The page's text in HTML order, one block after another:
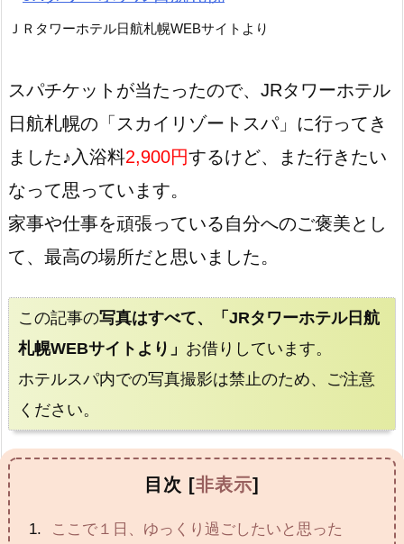
ＪＲタワーホテル日航札幌WEBサイトより
スパチケットが当たったので、JRタワーホテル
日航札幌の「スカイリゾートスパ」に行ってき
ました♪入浴料2,900円するけど、また行きたい
なって思っています。
家事や仕事を頑張っている自分へのご褒美とし
て、最高の場所だと思いました。
この記事の写真はすべて、「JRタワーホテル日航
札幌WEBサイトより」 お借りしています。
ホテルスパ内での写真撮影は禁止のため、ご注意
ください。
目次 [非表示]
ここで１日、ゆっくり過ごしたいと思った